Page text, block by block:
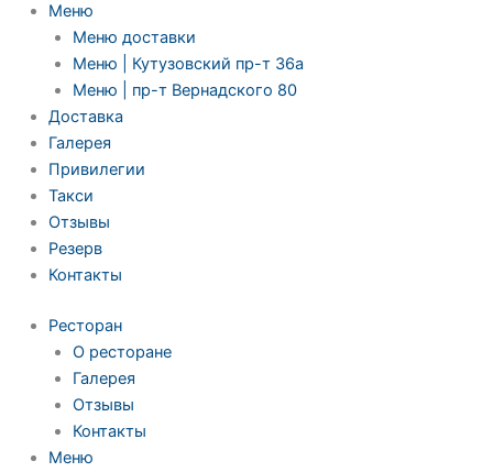
Меню
Меню доставки
Меню | Кутузовский пр-т 36а
Меню | пр-т Вернадского 80
Доставка
Галерея
Привилегии
Такси
Отзывы
Резерв
Контакты
Ресторан
О ресторане
Галерея
Отзывы
Контакты
Меню